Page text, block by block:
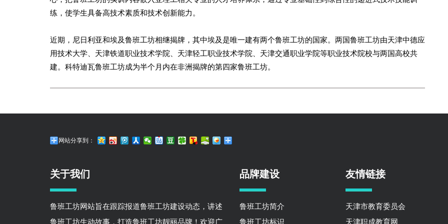
练，使学生具备高技术素质和技术创新能力。
近期，尼日利亚和埃及鲁班工坊相继揭牌，其中埃及是唯一建有两个鲁班工坊的国家。两国鲁班工坊由天津中德应
用技术大学、天津铁道职业技术学院、天津轻工职业技术学院、天津交通职业学院等职业技术院校与两国高校共
建。科特迪瓦鲁班工坊成为半个月内在非洲揭牌的第四家鲁班工坊。
网站分享到：
关于我们
鲁班工坊网站旨在跟踪报道鲁班工坊建设动态，讲述
鲁班工坊生动故事，打造鲁班工坊靓丽品牌！欢迎广
品牌建设
鲁班工坊简介
鲁班工坊标识
友情链接
天津市教育委员会
天津职成教育网